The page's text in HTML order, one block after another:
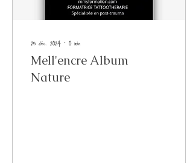
25 déc. 2024 ∙ 0 min
Mell'encre Album
Nature